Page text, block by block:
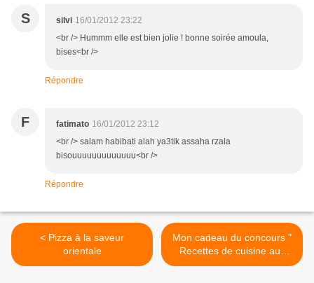
S silvi 16/01/2012 23:22
<br /> Hummm elle est bien jolie ! bonne soirée amoula,
bises<br />
Répondre
F fatimato 16/01/2012 23:12
<br /> salam habibati alah ya3tik assaha rzala
bisouuuuuuuuuuuuu<br />
Répondre
< Pizza à la saveur
orientale
Mon cadeau du concours "
Recettes de cuisine aux
Epices" >